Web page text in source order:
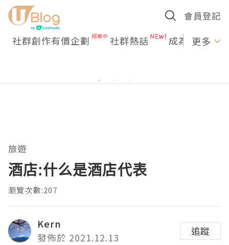
會員登記
社群創作有價企劃 社群熱話 成為U更多
旅遊
酒店:什么是酒店代表
瀏覽次數:207
Kern
發佈於 2021.12.13
追蹤